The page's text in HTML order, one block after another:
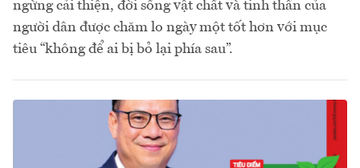
ngừng cải thiện, đời sống vật chất và tinh thần của
người dân được chăm lo ngày một tốt hơn với mục
tiêu “không để ai bị bỏ lại phía sau”.